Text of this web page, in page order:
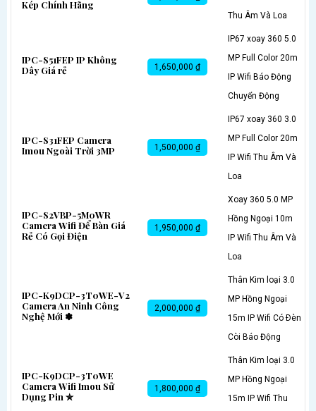
Kép Chính Hãng
Thu Âm Và Loa
IPC-S51FEP IP Không
Dây Giá rẻ
1,650,000 ₫
IP67 xoay 360 5.0
MP Full Color 20m
IP Wifi Báo Động
Chuyển Động
IPC-S31FEP Camera
Imou Ngoài Trời 3MP
1,500,000 ₫
IP67 xoay 360 3.0
MP Full Color 20m
IP Wifi Thu Âm Và
Loa
IPC-S2VBP-5M0WR
Camera Wifi Để Bàn Giá
Rẻ Có Gọi Điện
1,950,000 ₫
Xoay 360 5.0 MP
Hồng Ngoại 10m
IP Wifi Thu Âm Và
Loa
IPC-K9DCP-3T0WE-V2
Camera An Ninh Công
Nghệ Mới ✽
2,000,000 ₫
Thân Kim loại 3.0
MP Hồng Ngoại
15m IP Wifi Có Ðèn
Còi Báo Động
IPC-K9DCP-3T0WE
Camera Wifi Imou Sử
Dụng Pin ✮
1,800,000 ₫
Thân Kim loại 3.0
MP Hồng Ngoại
15m IP Wifi Thu